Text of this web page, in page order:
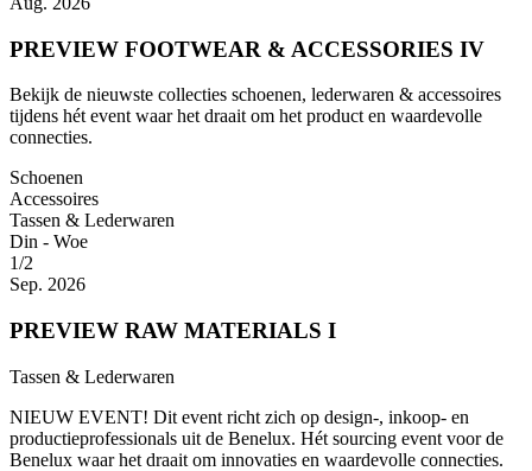
PREVIEW FOOTWEAR & ACCESSORIES IV
Bekijk de nieuwste collecties schoenen, lederwaren & accessoires
tijdens hét event waar het draait om het product en waardevolle
connecties.
Schoenen
Accessoires
Tassen & Lederwaren
Din - Woe
1/2
Sep. 2026
PREVIEW RAW MATERIALS I
Tassen & Lederwaren
NIEUW EVENT! Dit event richt zich op design-, inkoop- en
productieprofessionals uit de Benelux. Hét sourcing event voor de
Benelux waar het draait om innovaties en waardevolle connecties.